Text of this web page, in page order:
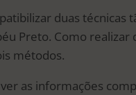
duas técnicas
Preto. Como
métodos.
as informações